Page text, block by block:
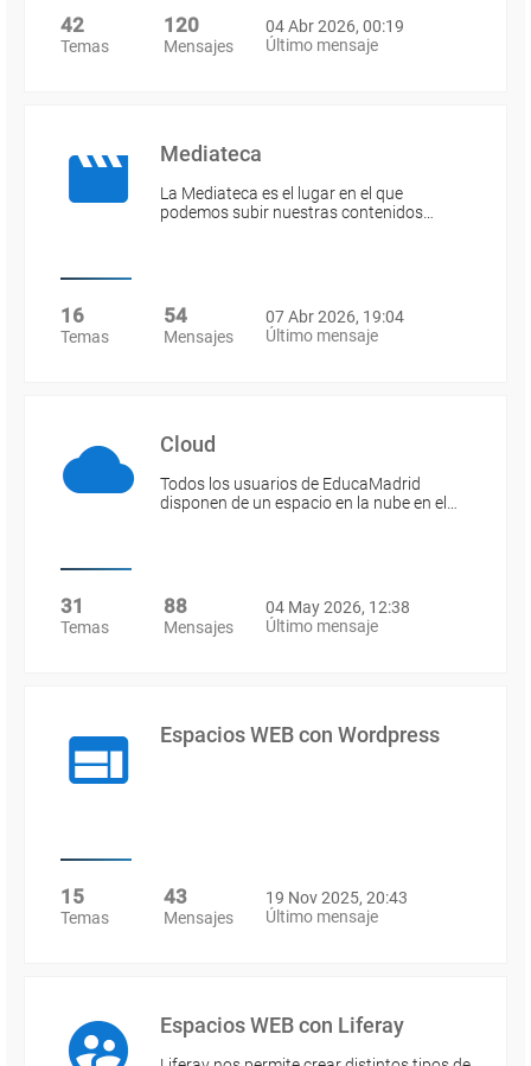
42
Temas
120
Mensajes
04 Abr 2026, 00:19
Último mensaje
Mediateca
La Mediateca es el lugar en el que
podemos subir nuestras contenidos…
16
Temas
54
Mensajes
07 Abr 2026, 19:04
Último mensaje
Cloud
Todos los usuarios de EducaMadrid
disponen de un espacio en la nube en el…
31
Temas
88
Mensajes
04 May 2026, 12:38
Último mensaje
Espacios WEB con Wordpress
15
Temas
43
Mensajes
19 Nov 2025, 20:43
Último mensaje
Espacios WEB con Liferay